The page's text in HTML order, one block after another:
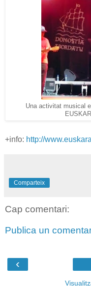
Una activitat musical
+info: http://
Comparteix
Cap comentari:
Publica un
‹